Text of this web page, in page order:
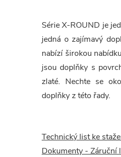
Série X-ROUND je
jedná o zajímavý
nabízí širokou
jsou doplňky s
zlaté. Nechte se
doplňky z této řady.
Technický list ke
Dokumenty - Záruční